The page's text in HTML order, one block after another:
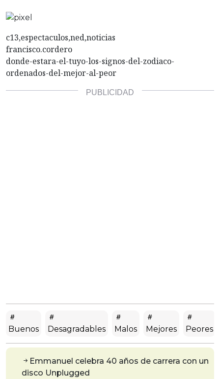
c13,espectaculos,ned,noticias
francisco.cordero
donde-estara-el-tuyo-los-signos-del-zodiaco-
ordenados-del-mejor-al-peor
Buenos Desagradables Malos Mejores Peores
Emmanuel celebra 40 años de carrera con un
disco Unplugged